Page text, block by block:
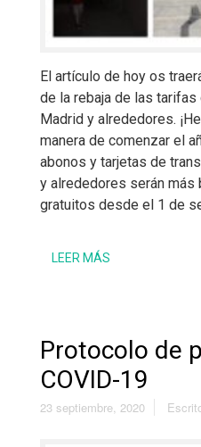
El artículo de hoy os
de la rebaja de las
Madrid y alrededores.
manera de comenzar el
abonos y tarjetas de
y alrededores serán más
gratuitos desde el 1 de
LEER MÁS
Protocolo de
COVID-19
23 septiembre, 2020